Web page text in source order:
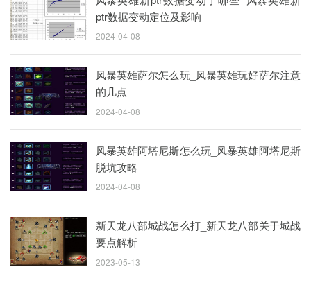
ptr数据变动定位及影响
2024-04-08
风暴英雄萨尔怎么玩_风暴英雄玩好萨尔注意
的几点
2024-04-08
风暴英雄阿塔尼斯怎么玩_风暴英雄阿塔尼斯
脱坑攻略
2024-04-08
新天龙八部城战怎么打_新天龙八部关于城战
要点解析
2023-05-13